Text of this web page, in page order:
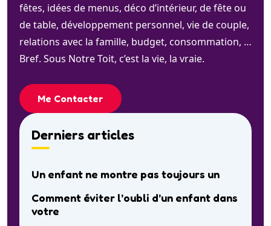
fêtes, idées de menus, déco d’intérieur, de fête ou
de table, développement personnel, vie de couple,
relations avec la famille, budget, consommation, …
Bref. Sous Notre Toit, c’est la vie, la vraie.
Me Contacter
Derniers articles
Un enfant ne montre pas toujours un
Comment éviter l’oubli d’un enfant dans
votre